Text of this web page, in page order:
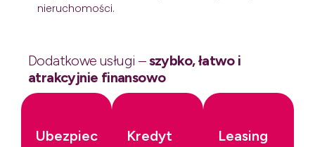
nieruchomości.
Dodatkowe usługi –szybko, łatwo i
atrakcyjnie finansowo
UbezpieczeniaKredyt
Leasing